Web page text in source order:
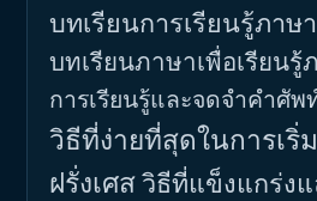
บทเรียนการเรียนรู้ภาษ
บทเรียนภาษาเพื่อเรียนรู้
การเรียนรู้และจดจำคำศัพ
วิธีที่ง่ายที่สุดในการเริ่
ฝรั่งเศสวิธีที่แข็งแกร่ง